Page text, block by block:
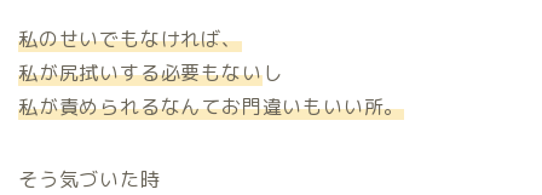
私のせいでもなければ、
私が尻拭いする必要もないし
私が責められるなんてお門違いもいい所。
そう気づいた時